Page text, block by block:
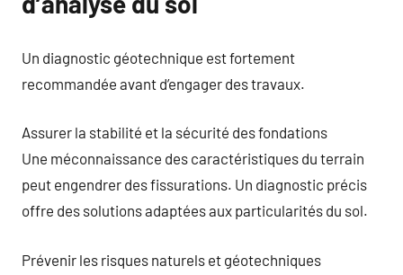
Un diagnostic géotechnique est fortement
recommandée avant d’engager des travaux.
Assurer la stabilité et la sécurité des fondations
Une méconnaissance des caractéristiques du terrain
peut engendrer des fissurations. Un diagnostic précis
offre des solutions adaptées aux particularités du sol.
Prévenir les risques naturels et géotechniques